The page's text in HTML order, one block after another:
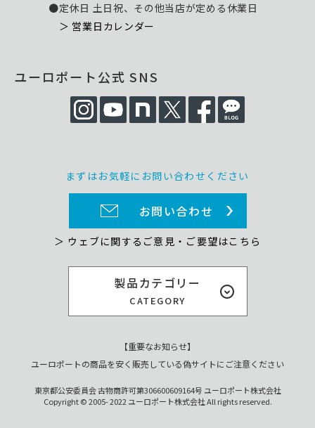
製品カテゴリー
CATEGORY
●定休日 土日祝、その他当店が定める休業日
＞ 営業日カレンダー
ユーロポート公式 SNS
まずはお気軽にお問い合わせください
お問い合わせ
＞ ウェブに関するご意見・ご要望はこちら
【重要なお知らせ】
ユーロポートの商品を安く販売している偽サイトにご注意ください
東京都公安委員会 古物商許可第306600609164号 ユーロポート株式会社
Copyright © 2005- 2022 ユーロポート株式会社 All rights reserved.